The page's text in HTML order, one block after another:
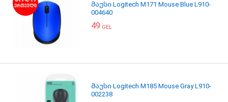
მაუსი Logitech M171 Mouse Blue L910-
004640
49 GEL
მაუსი Logitech M185 Mouse Gray L910-
002238